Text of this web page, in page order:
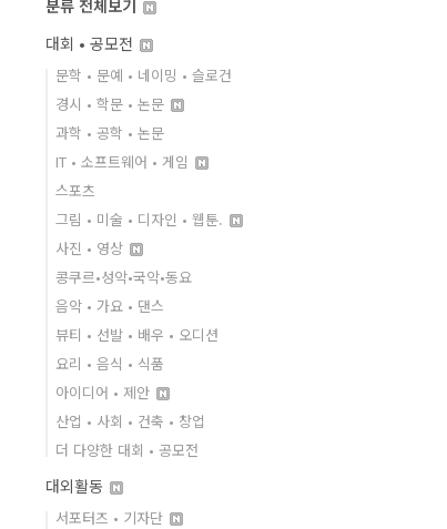
분류 전체보기
대회 • 공모전
문학 • 문예 • 네이밍 • 슬로건
경시 • 학문 • 논문
과학 • 공학 • 논문
IT • 소프트웨어 • 게임
스포츠
그림 • 미술 • 디자인 • 웹툰.
사진 • 영상
콩쿠르•성악•국악•동요
음악 • 가요 • 댄스
뷰티 • 선발 • 배우 • 오디션
요리 • 음식 • 식품
아이디어 • 제안
산업 • 사회 • 건축 • 창업
더 다양한 대회 • 공모전
대외활동
서포터즈 • 기자단